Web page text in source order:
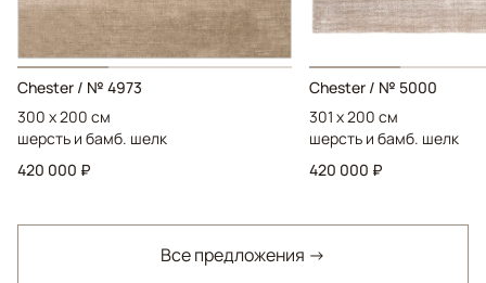
Chester / № 4973
300 x 200 см
шерсть и бамб. шелк
420 000 ₽
Chester / № 5000
301 x 200 см
шерсть и бамб. шелк
420 000 ₽
Все предложения →